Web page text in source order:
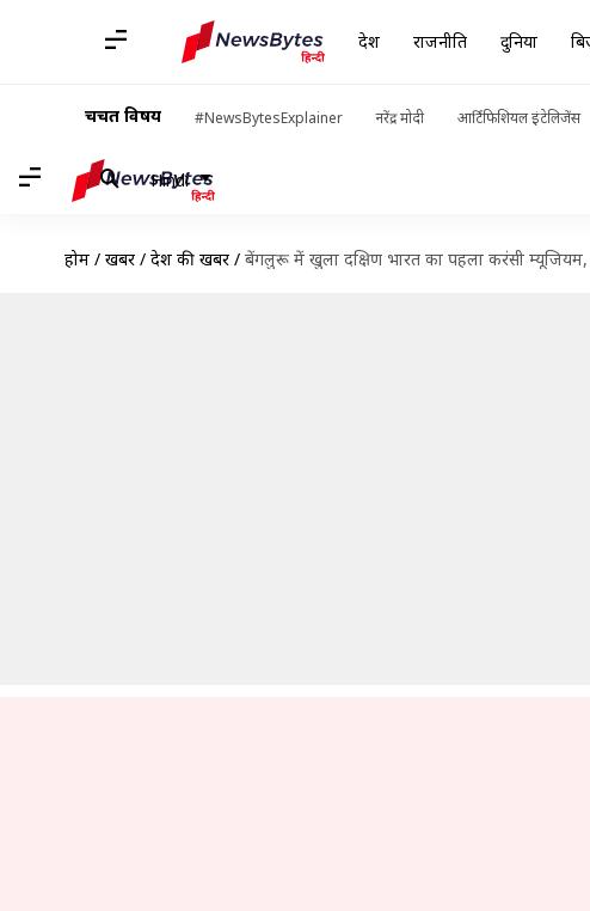
देश राजनीति दुनिया
चर्चित विषय #NewsBytesExplainer नरेंद्र मोदी आर्टिफिशियल इंटेलिजेंस
Hindi
होम / खबरें / देश की खबरें / बेंगलुरू में खुला दक्षिण भारत का पहला करंसी